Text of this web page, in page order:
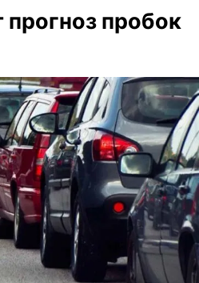
прогноз пробок